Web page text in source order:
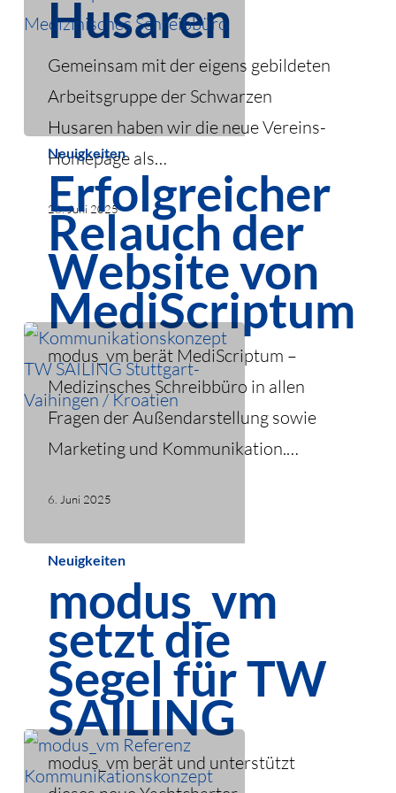
Husaren
Gemeinsam mit der eigens gebildeten
Arbeitsgruppe der Schwarzen
Husaren haben wir die neue Vereins-
Homepage als…
26. Juni 2025
Erfolgreicher
Relauch
Website
MediScriptum
Neuigkeiten
Erfolgreicher
Relauch der
Website von
MediScriptum
modus_vm berät MediScriptum –
Medizinsches Schreibbüro in allen
Fragen der Außendarstellung sowie
Marketing und Kommunikation.…
6. Juni 2025
modus_vm
setzt
Segel
TW
SAILING
Neuigkeiten
modus_vm
setzt die
Segel für TW
SAILING
modus_vm berät und unterstützt